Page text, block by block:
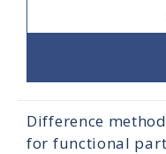
Difference
for functional